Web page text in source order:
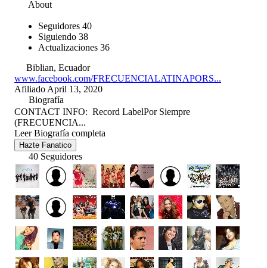
About
Seguidores 40
Siguiendo 38
Actualizaciones 36
Biblian, Ecuador
www.facebook.com/FRECUENCIALATINAPORS...
Afiliado April 13, 2020
Biografía
CONTACT INFO: Record LabelPor Siempre
(FRECUENCIA...
Leer Biografía completa
Hazte Fanatico
40 Seguidores